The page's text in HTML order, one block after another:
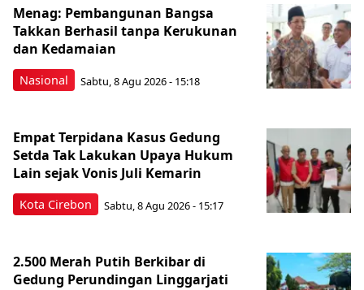
Nasional
Menag: Pembangunan Bangsa
Takkan Berhasil tanpa Kerukunan
dan Kedamaian
Sabtu, 8 Agu 2026 - 15:18
Kota Cirebon
Empat Terpidana Kasus Gedung
Setda Tak Lakukan Upaya Hukum
Lain sejak Vonis Juli Kemarin
Sabtu, 8 Agu 2026 - 15:17
2.500 Merah Putih Berkibar di
Gedung Perundingan Linggarjati